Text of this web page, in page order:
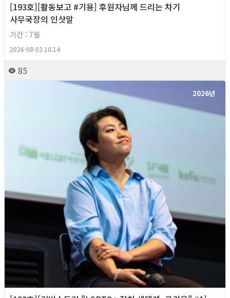
[193호][활동보고 #기용] 후원자님께 드리는 차기
사무국장의 인삿말
기간 : 7월
2026-08-03 18:14
85
2026년